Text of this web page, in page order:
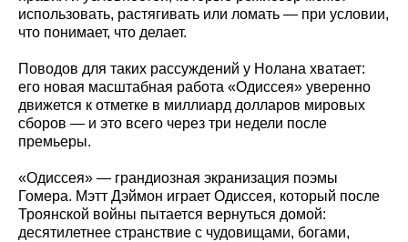
использовать, растягивать или ломать — при условии,
что понимает, что делает.
Поводов для таких рассуждений у Нолана хватает:
его новая масштабная работа «Одиссея» уверенно
движется к отметке в миллиард долларов мировых
сборов — и это всего через три недели после
премьеры.
«Одиссея» — грандиозная экранизация поэмы
Гомера. Мэтт Дэймон играет Одиссея, который после
Троянской войны пытается вернуться домой:
десятилетнее странствие с чудовищами, богами,